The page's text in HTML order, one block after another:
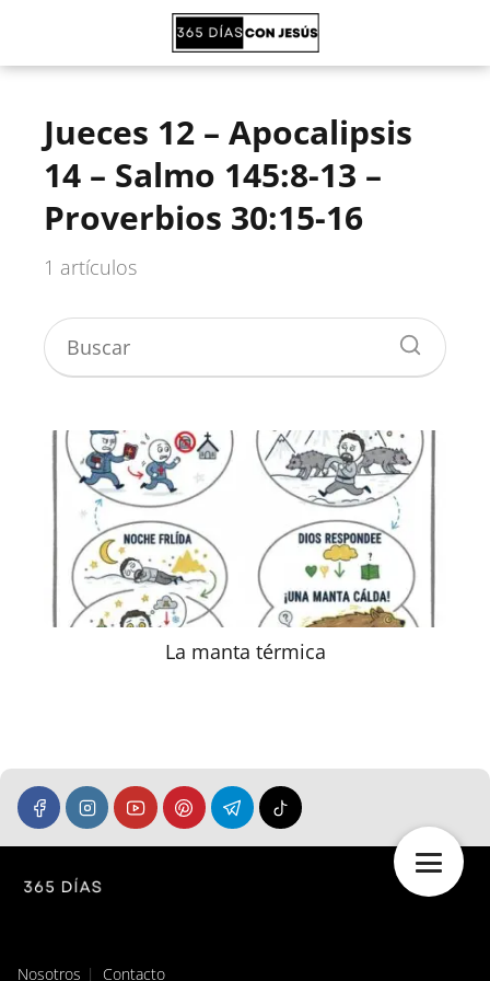
Jueces 12 – Apocalipsis
14 – Salmo 145:8-13 –
Proverbios 30:15-16
1 artículos
La manta térmica
Nosotros Contacto